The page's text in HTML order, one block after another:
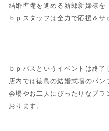
結婚準備を進める新郎新婦様を
ｂｐスタッフは全力で応援＆
ｂｐバスというイベントは終了
店内では徳島の結婚式場のパン
会場やお二人にぴったりなプラ
おります。